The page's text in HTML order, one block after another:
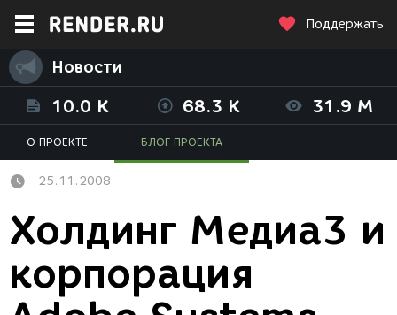
Поддержать
Новости
10.0 K 68.3 K 31.9 M
О ПРОЕКТЕ БЛОГ ПРОЕКТА
25.11.2008
Холдинг Медиа3 и
корпорация